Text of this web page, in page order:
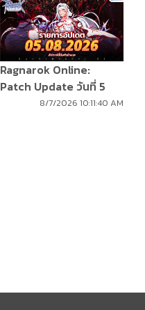
Ragnarok Online:
Patch Update วันที่ 5
สิงหาคม 25698/7/2026 10:11:40 AM